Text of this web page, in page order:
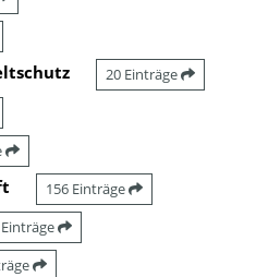
20 Einträge
156 Einträge